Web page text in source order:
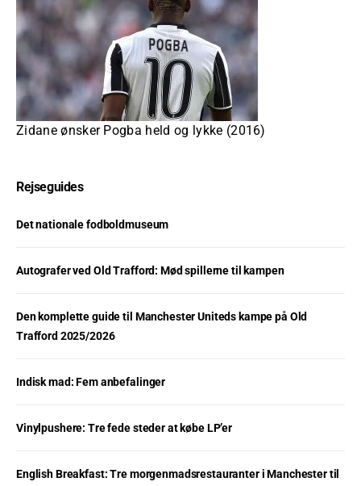
Zidane ønsker Pogba held og lykke (2016)
Rejseguides
Det nationale fodboldmuseum
Autografer ved Old Trafford: Mød spillerne til kampen
Den komplette guide til Manchester Uniteds kampe på Old
Trafford 2025/2026
Indisk mad: Fem anbefalinger
Vinylpushere: Tre fede steder at købe LP’er
English Breakfast: Tre morgenmadsrestauranter i Manchester til